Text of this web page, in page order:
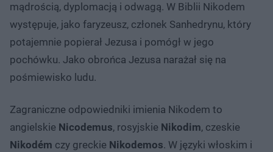
mądrością, dyplomacją i odwagą. W Biblii Nikodem
występuje, jako faryzeusz, członek Sanhedrynu, który
potajemnie popierał Jezusa i pomógł w jego
pochówku. Jako obrońca Jezusa narażał się na
pośmiewisko ludu.
Zagraniczne odpowiedniki imienia Nikodem to
angielskie Nicodemus, rosyjskie Nikodim, czeskie
Nikodém czy greckie Nikodemos. W języki włoskim i